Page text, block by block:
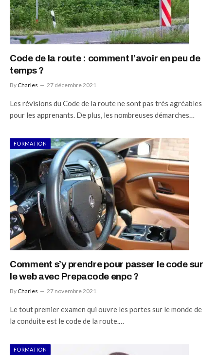
Code de la route : comment l’avoir en peu de
temps ?
By Charles 27 décembre 2021
Les révisions du Code de la route ne sont pas très agréables
pour les apprenants. De plus, les nombreuses démarches…
FORMATION
Comment s’y prendre pour passer le code sur
le web avec Prepacode enpc ?
By Charles 27 novembre 2021
Le tout premier examen qui ouvre les portes sur le monde de
la conduite est le code de la route.…
FORMATION